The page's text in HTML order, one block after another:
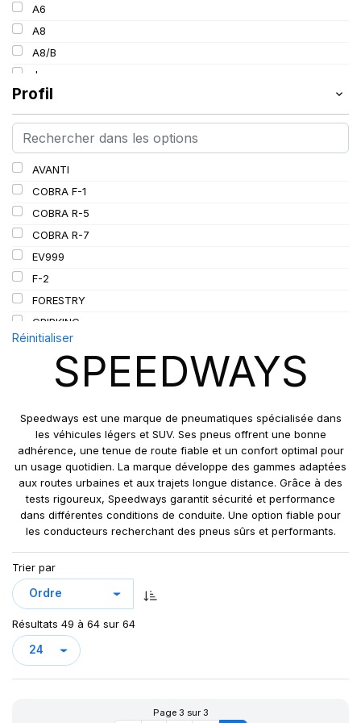
30
34
36
A6
A8
A8/B
J
L
PR
Profil
AVANTI
COBRA F-1
COBRA R-5
COBRA R-7
EV999
F-2
FORESTRY
GRIPKING
GRIPKING HD
GRIPKING R-1
LIFT KING
PK 303
PK 319
POWERGRIP
POWER GRIP G-2
POWER LUG (R-4)
SAMRAT
SW-101
SW-201
Réinitialiser
SPEEDWAYS
Speedways est une marque de pneumatiques spécialisée dans
les véhicules légers et SUV. Ses pneus offrent une bonne
adhérence, une tenue de route fiable et un confort optimal pour
un usage quotidien. La marque développe des gammes adaptées
aux routes urbaines et aux trajets longue distance. Grâce à des
tests rigoureux, Speedways garantit sécurité et performance
dans différentes conditions de conduite. Une option fiable pour
les conducteurs recherchant des pneus sûrs et performants.
Trier par
Résultats 49 à 64 sur 64
Page 3 sur 3